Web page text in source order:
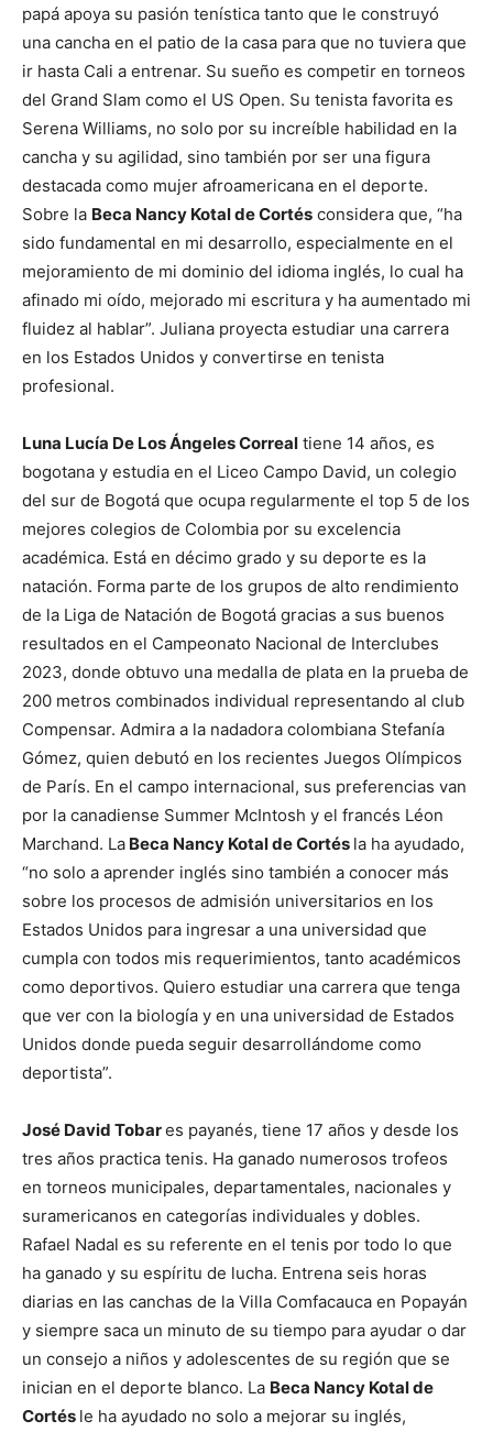
papá apoya su pasión tenística tanto que le construyó
una cancha en el patio de la casa para que no tuviera que
ir hasta Cali a entrenar. Su sueño es competir en torneos
del Grand Slam como el US Open. Su tenista favorita es
Serena Williams, no solo por su increíble habilidad en la
cancha y su agilidad, sino también por ser una figura
destacada como mujer afroamericana en el deporte.
Sobre la Beca Nancy Kotal de Cortés considera que, “ha
sido fundamental en mi desarrollo, especialmente en el
mejoramiento de mi dominio del idioma inglés, lo cual ha
afinado mi oído, mejorado mi escritura y ha aumentado mi
fluidez al hablar”. Juliana proyecta estudiar una carrera
en los Estados Unidos y convertirse en tenista
profesional.
Luna Lucía De Los Ángeles Correal tiene 14 años, es
bogotana y estudia en el Liceo Campo David, un colegio
del sur de Bogotá que ocupa regularmente el top 5 de los
mejores colegios de Colombia por su excelencia
académica. Está en décimo grado y su deporte es la
natación. Forma parte de los grupos de alto rendimiento
de la Liga de Natación de Bogotá gracias a sus buenos
resultados en el Campeonato Nacional de Interclubes
2023, donde obtuvo una medalla de plata en la prueba de
200 metros combinados individual representando al club
Compensar. Admira a la nadadora colombiana Stefanía
Gómez, quien debutó en los recientes Juegos Olímpicos
de París. En el campo internacional, sus preferencias van
por la canadiense Summer McIntosh y el francés Léon
Marchand. La Beca Nancy Kotal de Cortés la ha ayudado,
“no solo a aprender inglés sino también a conocer más
sobre los procesos de admisión universitarios en los
Estados Unidos para ingresar a una universidad que
cumpla con todos mis requerimientos, tanto académicos
como deportivos. Quiero estudiar una carrera que tenga
que ver con la biología y en una universidad de Estados
Unidos donde pueda seguir desarrollándome como
deportista”.
José David Tobares payanés, tiene 17 años y desde los
tres años practica tenis. Ha ganado numerosos trofeos
en torneos municipales, departamentales, nacionales y
suramericanos en categorías individuales y dobles.
Rafael Nadal es su referente en el tenis por todo lo que
ha ganado y su espíritu de lucha. Entrena seis horas
diarias en las canchas de la Villa Comfacauca en Popayán
y siempre saca un minuto de su tiempo para ayudar o dar
un consejo a niños y adolescentes de su región que se
inician en el deporte blanco. La Beca Nancy Kotal de
Cortés le ha ayudado no solo a mejorar su inglés,